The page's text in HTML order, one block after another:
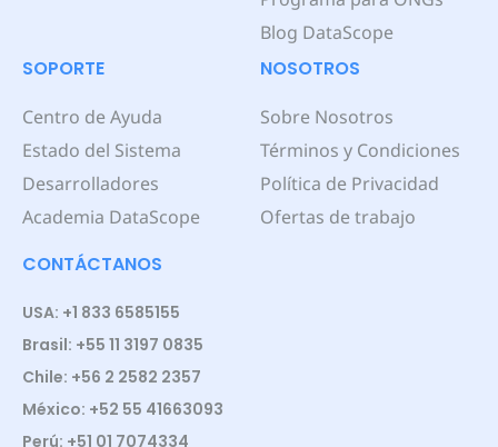
Blog DataScope
SOPORTE
Centro de Ayuda
Estado del Sistema
Desarrolladores
Academia DataScope
NOSOTROS
Sobre Nosotros
Términos y Condiciones
Política de Privacidad
Ofertas de trabajo
CONTÁCTANOS
USA: +1 833 6585155
Brasil: +55 11 3197 0835
Chile: +56 2 2582 2357
México: +52 55 41663093
Perú: +51 01 7074334